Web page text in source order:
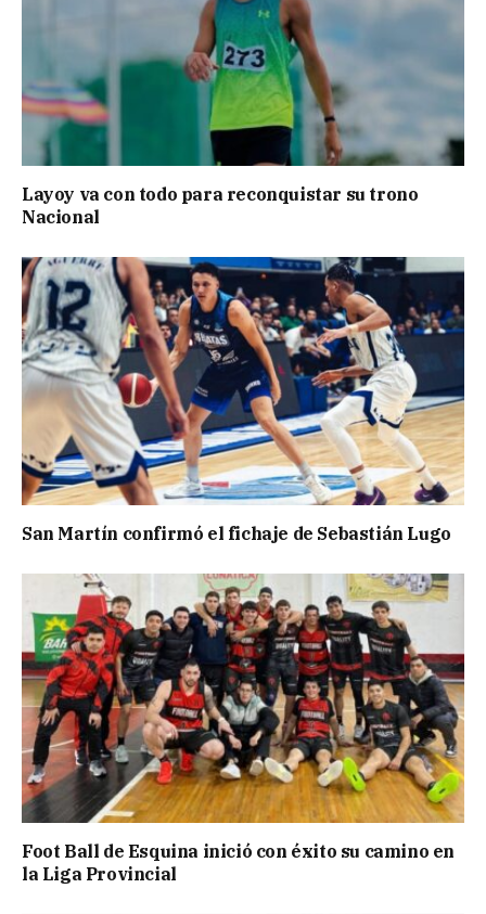
Layoy va con todo para reconquistar su trono
Nacional
San Martín confirmó el fichaje de Sebastián Lugo
Foot Ball de Esquina inició con éxito su camino en
la Liga Provincial